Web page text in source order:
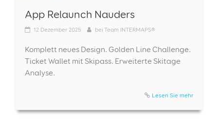
App Relaunch Nauders
12 Dezember 2025 bei Team INTERMAPS®
Komplett neues Design. Golden Line Challenge.
Ticket Wallet mit Skipass. Erweiterte Skitage
Analyse.
Lesen Sie mehr